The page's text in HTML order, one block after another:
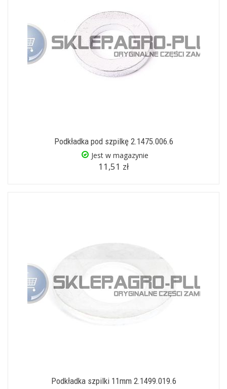
Podkładka pod szpilkę 2.1475.006.6
Jest w magazynie
11,51 zł
Podkładka szpilki 11mm 2.1499.019.6